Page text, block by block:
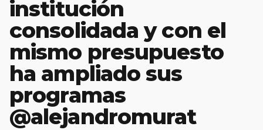
institución
consolidada y con el
mismo presupuesto
ha ampliado sus
programas
@alejandromurat